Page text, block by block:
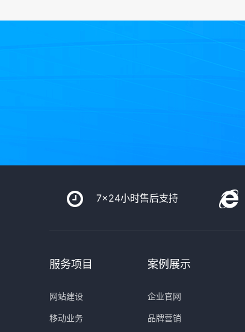
7x24小时售后支持
服务项目
网站建设
移动业务
案例展示
企业官网
品牌营销